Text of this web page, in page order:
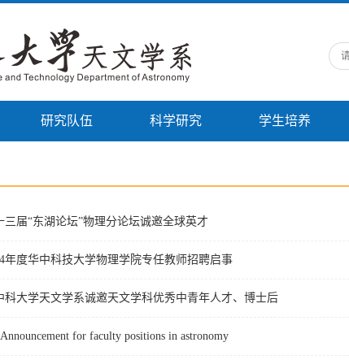
研究队伍 科学研究 学生培养
三届“东湖论坛”物理分论坛诚邀全球英才
年度华中科技大学物理学院专任教师招聘启事
科大学天文学系诚邀天文学科优秀中青年人才、博士后
for faculty positions in astronomy